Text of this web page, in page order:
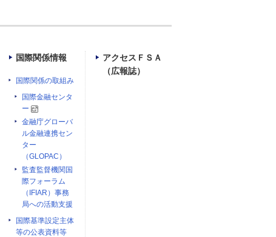
国際関係情報
国際関係の取組み
国際金融センタ
ー
金融庁グローバ
ル金融連携セン
ター
（GLOPAC）
監査監督機関国
際フォーラム
（IFIAR）事務
局への活動支援
国際基準設定主体
等の公表資料等
アクセスＦＳＡ
（広報誌）